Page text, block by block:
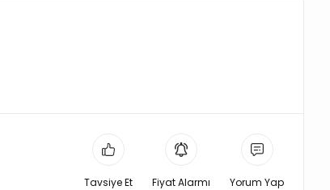
Tavsiye Et Fiyat Alarmı Yorum Yap